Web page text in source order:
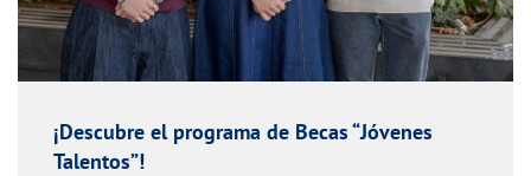
¡Descubre el programa de Becas “Jóvenes
Talentos”!